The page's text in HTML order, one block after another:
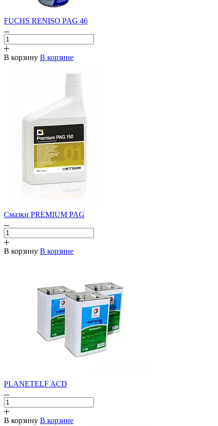
FUCHS RENISO PAG 46
В корзину В корзине
Смазки PREMIUM PAG
В корзину В корзине
PLANETELF ACD
В корзину В корзине